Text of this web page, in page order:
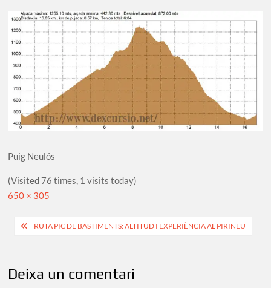
Puig Neulós
(Visited 76 times, 1 visits today)
Full
650 × 305
Navegació
RUTA PIC DE BASTIMENTS: ALTITUD I EXPERIÈNCIA AL PIRINEU
Deixa un comentari